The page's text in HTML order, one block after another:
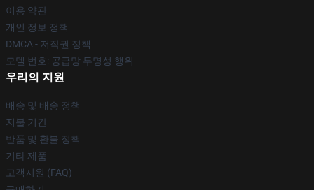
이용 약관
개인 정보 정책
DMCA - 저작권 정책
모델 번호: 공급망 투명성 행위
우리의 지원
배송 및 배송 정책
지불 기간
반품 및 환불 정책
기타 제품
고객지원 (FAQ)